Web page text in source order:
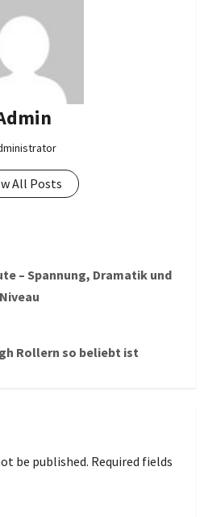
All Posts
– Spannung, Dramatik und
Rollern so beliebt ist
be published. Required fields